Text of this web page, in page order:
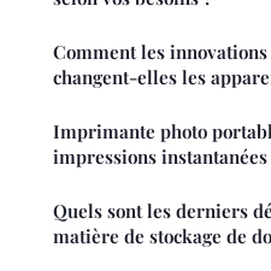
Comment les
changent-elles les
Imprimante photo
impressions instantanées
Quels sont les derniers
matière de stockage de